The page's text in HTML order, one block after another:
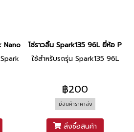
86L ยี่ห้อ Yamaha
โซ่ราวลิ้น Spark135 96L ยี่ห้อ PTK
ใช้สำหรับรถรุ่น Spark135 96L
฿200
มีสินค้าราคาส่ง
สั่งซื้อสินค้า